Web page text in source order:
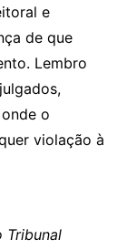
e
de que
Lembro
o
violação à
Tribunal